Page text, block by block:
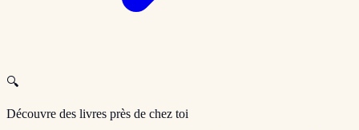
🔍
Découvre des livres près de chez toi